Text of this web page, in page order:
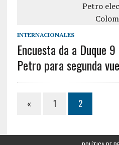
INTERNACIONALES
Encuesta da a Duque
Petro para segunda
« 1 2